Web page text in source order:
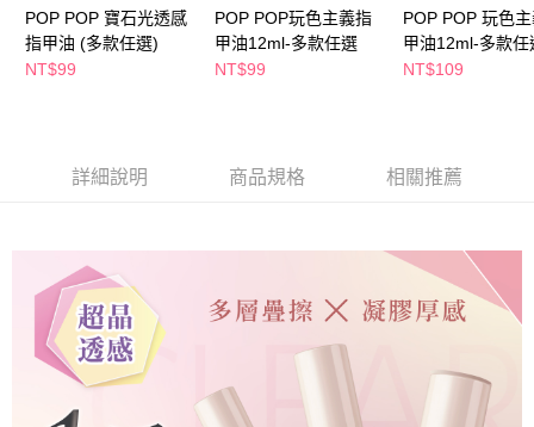
４．使用「AFTEE先享後付」時，將依據個別帳號之用戶狀況，依本公司即
時審查核予不同之上限額度；若仍有額度不足之情形，本公司將視審查結果
請求用戶進行身份認證。
每筆NT$100，滿NT$790(含以上)免運費
付款後寶雅門市自取(由倉庫統一出貨)
POP POP 寶石光透感
指甲油 (多款任選)
NT$99
POP POP玩色主義指
甲油12ml-多款任選
NT$99
POP POP 玩色
甲油12ml-多款任
(IP17~20)
NT$109
詳細說明 商品規格 相關推薦